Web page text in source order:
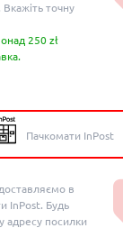
точну
250 zł
Пачкомати InPost
в
InPost. Будь
адресу посилки